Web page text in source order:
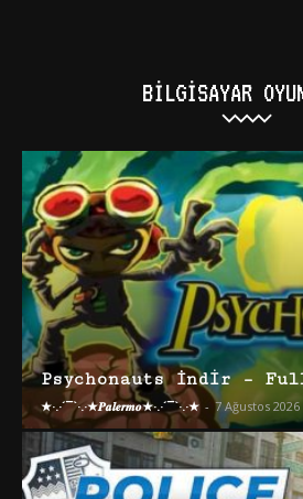
BILGISAYAR
Psychonauts İndir –
★·.·´¯`·.·★𝑷𝒂𝒍𝒆𝒓𝒎𝒐★·.·´¯`·.·★ - 7 Ağustos 2026